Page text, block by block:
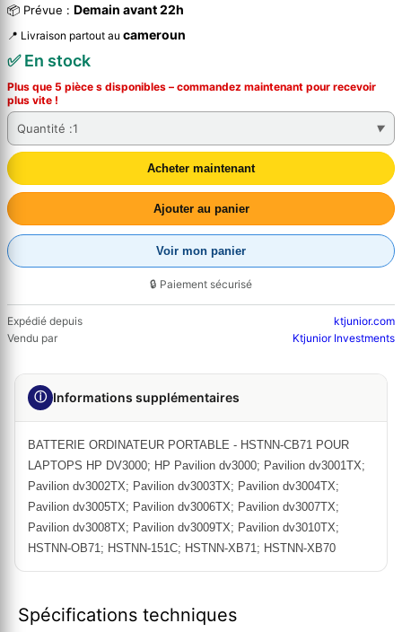
📦 Prévue : Demain avant 22h
📍 Livraison partout au cameroun
✅ En stock
Plus que 5 pièce s disponibles – commandez maintenant pour recevoir
plus vite !
Quantité :1
Acheter maintenant
Ajouter au panier
Voir mon panier
🔒 Paiement sécurisé
Expédié depuis
ktjunior.com
Vendu par
Ktjunior Investments
ⓘ Informations supplémentaires
BATTERIE ORDINATEUR PORTABLE - HSTNN-CB71 POUR
LAPTOPS HP DV3000; HP Pavilion dv3000; Pavilion dv3001TX;
Pavilion dv3002TX; Pavilion dv3003TX; Pavilion dv3004TX;
Pavilion dv3005TX; Pavilion dv3006TX; Pavilion dv3007TX;
Pavilion dv3008TX; Pavilion dv3009TX; Pavilion dv3010TX;
HSTNN-OB71; HSTNN-151C; HSTNN-XB71; HSTNN-XB70
Spécifications techniques